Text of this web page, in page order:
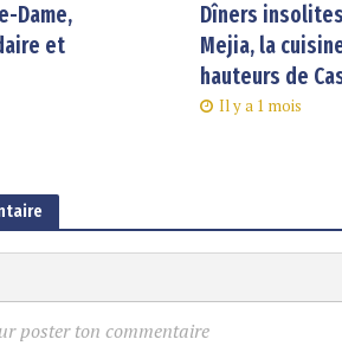
Dame,
et
Dîners
Mejia, la
hauteurs de
Il y a 1 mois
poster ton commentaire